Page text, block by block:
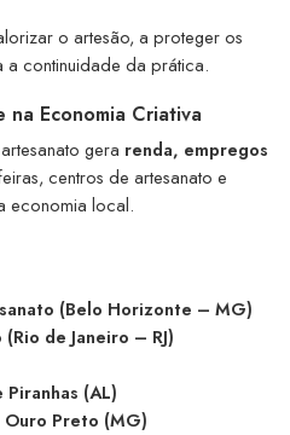
o artesão, a proteger os
continuidade da prática.
na Economia Criativa
gera renda, empregos
centros de artesanato e
economia local.
(Belo Horizonte – MG)
de Janeiro – RJ)
(AL)
Preto (MG)